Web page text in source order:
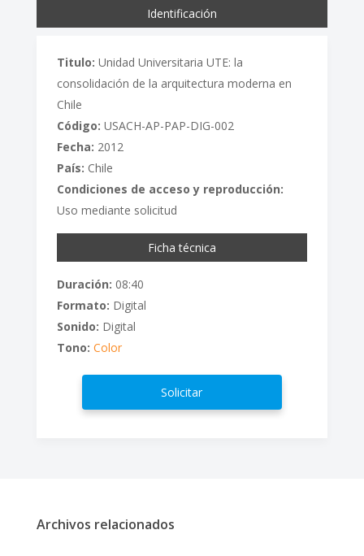
Identificación
Titulo: Unidad Universitaria UTE: la
consolidación de la arquitectura moderna en
Chile
Código: USACH-AP-PAP-DIG-002
Fecha: 2012
País: Chile
Condiciones de acceso y reproducción:
Uso mediante solicitud
Ficha técnica
Duración: 08:40
Formato: Digital
Sonido: Digital
Tono: Color
Solicitar
Archivos relacionados